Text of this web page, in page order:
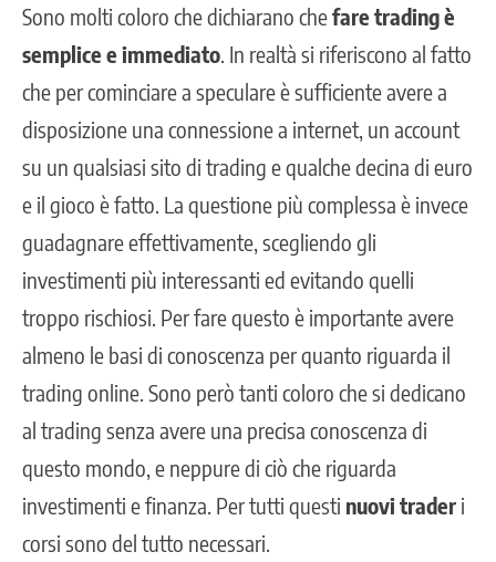
Sono molti coloro che dichiarano chefare trading è
semplice e immediato . In realtà si riferiscono al fatto
che per cominciare a speculare è sufficiente avere a
disposizione una connessione a internet, un account
su un qualsiasi sito di trading e qualche decina di euro
e il gioco è fatto. La questione più complessa è invece
guadagnare effettivamente, scegliendo gli
investimenti più interessanti ed evitando quelli
troppo rischiosi. Per fare questo è importante avere
almeno le basi di conoscenza per quanto riguarda il
trading online. Sono però tanti coloro che si dedicano
al trading senza avere una precisa conoscenza di
questo mondo, e neppure di ciò che riguarda
investimenti e finanza. Per tutti questi nuovi trader i
corsi sono del tutto necessari.